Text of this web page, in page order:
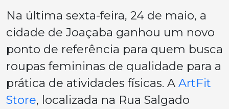
Na última sexta-feira, 24 de maio, a
cidade de Joaçaba ganhou um novo
ponto de referência para quem busca
roupas femininas de qualidade para a
prática de atividades físicas. A ArtFit
Store, localizada na Rua Salgado